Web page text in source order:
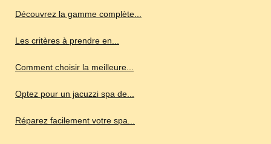
Découvrez la gamme complète...
Les critères à prendre en...
Comment choisir la meilleure...
Optez pour un jacuzzi spa de...
Réparez facilement votre spa...